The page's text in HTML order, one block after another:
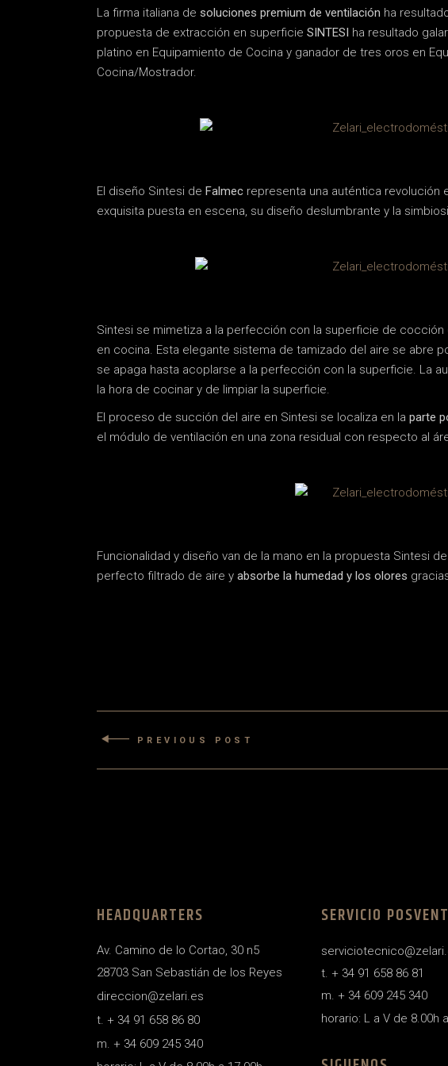
La firma italiana de soluciones premium de ventilación ha
propuesta de extracción en superficie SINTESI ha resultado
platino en Equipamiento de Cocina y ganador de tres oros en
Cocina/Mostrador.
El diseño Sintesi de Falmec representa una auténtica revolución
exquisita puesta en escena, su diseño deslumbrante y la
Sintesi se mimetiza a la perfección con la superficie de cocción
en cocina. Esta elegante sistema de tamizado del aire se abre
se apaga hasta acoplarse a la perfección con la superficie. La
la hora de cocinar y de limpiar la superficie.
El proceso de succión del aire en Sintesi se localiza en la parte
el módulo de ventilación en una zona residual con respecto al
Funcionalidad y diseño van de la mano en la propuesta Sintesi
perfecto filtrado de aire y absorbe la humedad y los olores
PREVIOUS POST
HEADQUARTERS
Av. Camino de lo Cortao, 30 n5
28703 San Sebastián de los Reyes
direccion@zelari.es
t. + 34 91 658 86 80
m. + 34 609 245 340
SERVICIO
t. + 34 91 658 86 81
m. + 34 609 245 340
horario: L a V de 8.00h